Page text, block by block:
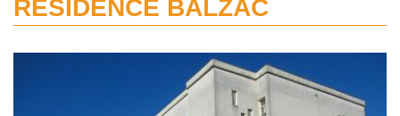
RÉSIDENCE BALZAC